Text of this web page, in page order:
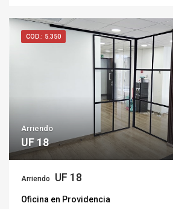
COD.: 5.350
Arriendo
UF 18
Arriendo UF 18
Oficina en Providencia